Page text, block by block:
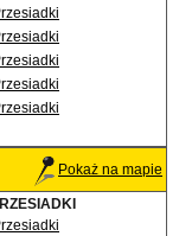
Pokaż na mapie